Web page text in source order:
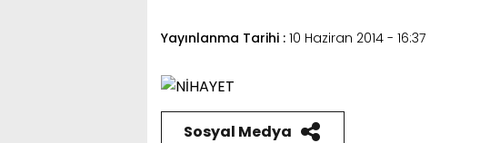
Yayınlanma Tarihi : 10 Haziran 2014 - 16:37
Sosyal Medya